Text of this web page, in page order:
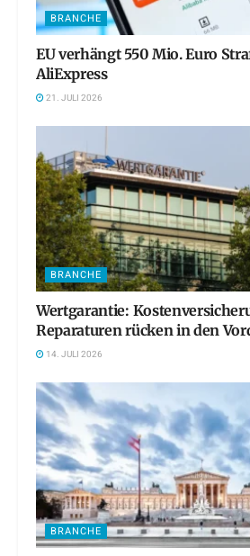
BRANCHE
EU verhängt 550 Mio. Euro
AliExpress
21. JULI 2026
BRANCHE
Wertgarantie:
Reparaturen rücken in den
14. JULI 2026
BRANCHE